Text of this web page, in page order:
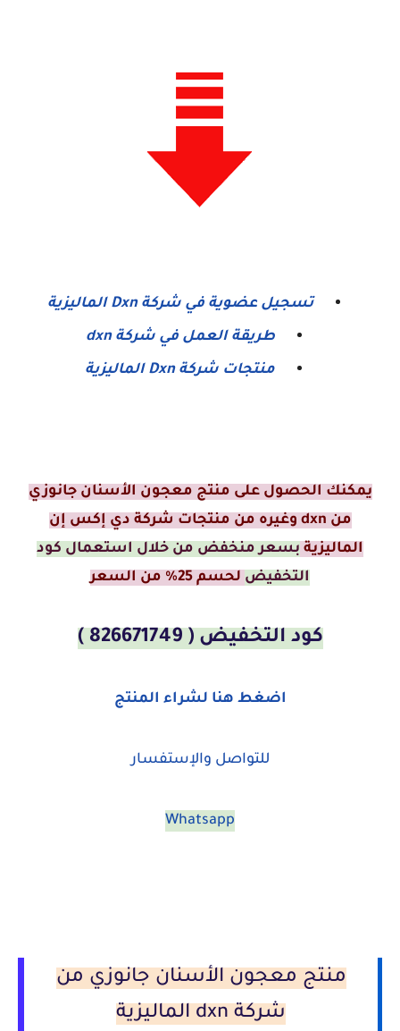
تسجيل عضوية في شركة Dxn الماليزية
طريقة العمل في شركة dxn
منتجات شركة Dxn الماليزية
يمكنك الحصول على منتج معجون الأسنان جانوزي
من dxn وغيره من منتجات شركة دي إكس إن
الماليزية بسعر منخفض من خلال استعمال كود
التخفيض لحسم 25% من السعر
كود التخفيض ( 826671749 )
اضغط هنا لشراء المنتج
للتواصل والإستفسار
Whatsapp
منتج معجون الأسنان جانوزي من
شركة dxn الماليزية